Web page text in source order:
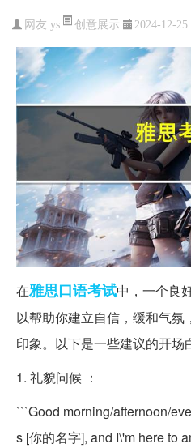
网友:ys 创意展示 2024-12-25
在雅思口语考试中，一个良
以帮助你建立自信，缓和气
印象。以下是一些建议的开场
1. 礼貌问候 ：
```Good morning/afternoon/
s [你的名字], and I\'m here to